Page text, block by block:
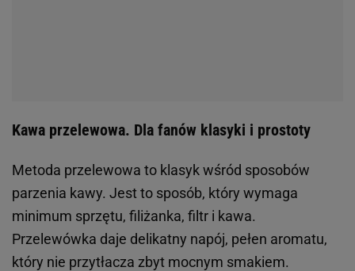
Kawa przelewowa. Dla fanów klasyki i prostoty
Metoda przelewowa to klasyk wśród sposobów
parzenia kawy. Jest to sposób, który wymaga
minimum sprzętu, filiżanka, filtr i kawa.
Przelewówka daje delikatny napój, pełen aromatu,
który nie przytłacza zbyt mocnym smakiem.